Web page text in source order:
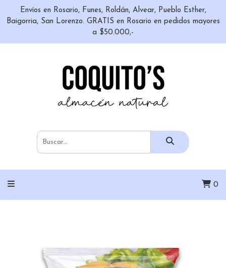
Envíos en Rosario, Funes, Roldán, Alvear, Pueblo Esther,
Baigorria, San Lorenzo. GRATIS en Rosario en pedidos mayores
a $50.000,-
0